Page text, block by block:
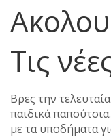
Τις
Βρες την
παιδικά
με τα υποδήματα